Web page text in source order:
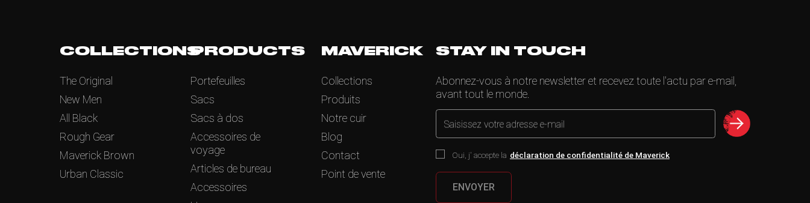
COLLECTIONS
The Original
New Men
All Black
Rough Gear
Maverick Brown
Urban Classic
PRODUCTS
Portefeuilles
Sacs
Sacs à dos
Accessoires de
voyage
Articles de bureau
Accessoires
MAVERICK
Collections
Produits
Notre cuir
Blog
Contact
Point de vente
STAY IN TOUCH
Abonnez-vous à notre newsletter et recevez toute l'actu par e-mail,
avant tout le monde.
Saisissez votre adresse e-mail
Oui, j' accepte la déclaration de confidentialité de Maverick
ENVOYER